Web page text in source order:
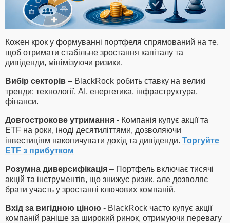
Кожен крок у формуванні портфеля спрямований на те,
щоб отримати стабільне зростання капіталу та
дивіденди, мінімізуючи ризики.
Вибір секторів – BlackRock робить ставку на великі
тренди: технології, AI, енергетика, інфраструктура,
фінанси.
Довгострокове утримання - Компанія купує акції та
ETF на роки, іноді десятиліттями, дозволяючи
інвестиціям накопичувати дохід та дивіденди. Торгуйте
ETF з прибутком
Розумна диверсифікація – Портфель включає тисячі
акцій та інструментів, що знижує ризик, але дозволяє
брати участь у зростанні ключових компаній.
Вхід за вигідною ціною - BlackRock часто купує акції
компаній раніше за широкий ринок, отримуючи перевагу